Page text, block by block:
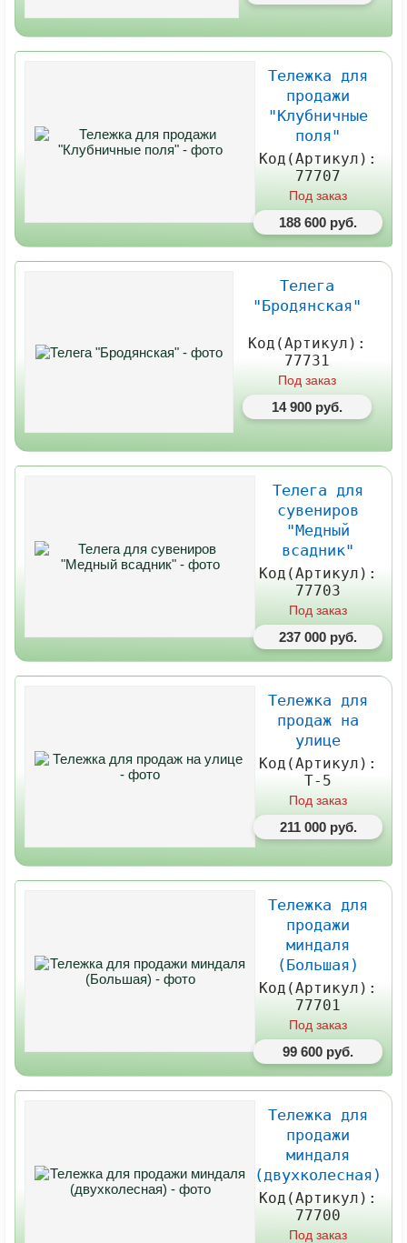
Тележка для
продажи
"Клубничные
поля"
Код(Артикул):
77707
Под заказ
188 600 руб.
Телега
"Бродянская"
Код(Артикул):
77731
Под заказ
14 900 руб.
Телега для
сувениров
"Медный
всадник"
Код(Артикул):
77703
Под заказ
237 000 руб.
Тележка для
продаж на
улице
Код(Артикул):
Т-5
Под заказ
211 000 руб.
Тележка для
продажи
миндаля
(Большая)
Код(Артикул):
77701
Под заказ
99 600 руб.
Тележка для
продажи
миндаля
(двухколесная)
Код(Артикул):
77700
Под заказ